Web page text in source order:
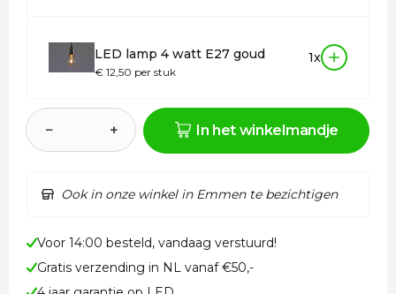
LED lamp 4 watt E27 goud
€ 12,50 per stuk
1x
− + In het winkelmandje
Ook in onze winkel in Emmen te bezichtigen
Voor 14:00 besteld, vandaag verstuurd!
Gratis verzending in NL vanaf €50,-